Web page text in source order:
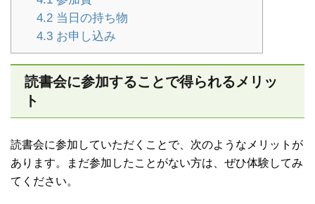
4.2当日の持ち物
4.3お申し込み
読書会に参加することで得られるメリッ
ト
読書会に参加していただくことで、次のようなメリットが
あります。まだ参加したことがない方は、ぜひ体験してみ
てください。